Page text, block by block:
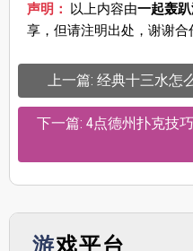
声明： 以上内容由一起轰
享，但请注明出处，谢谢合
上一篇: 经典十三水怎
下一篇: 4点德州扑克技
游戏平台